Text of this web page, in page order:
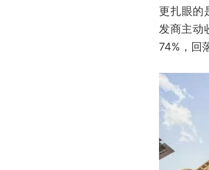
更扎眼的
发商主动
74%，回